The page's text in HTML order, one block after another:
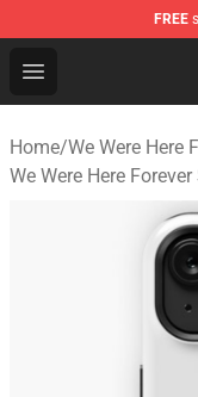
FREE
Open menu
We Were Here
Home/We Were Here
We Were Here